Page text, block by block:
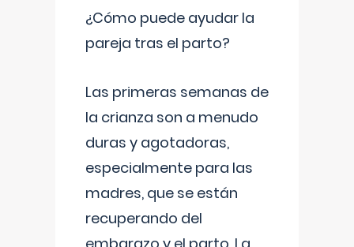
¿Cómo puede ayudar la
pareja tras el parto?
Las primeras semanas de
la crianza son a menudo
duras y agotadoras,
especialmente para las
madres, que se están
recuperando del